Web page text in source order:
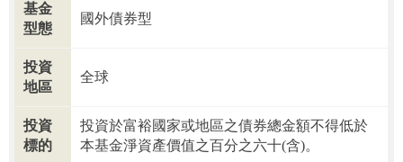
基金
型態
國外債券型
投資
地區
全球
投資
標的
投資於富裕國家或地區之債券總金額不得低於
本基金淨資產價值之百分之六十(含)。